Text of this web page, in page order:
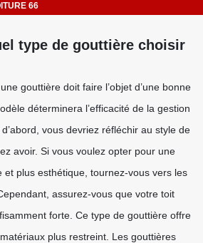
66
type de gouttière choisir
gouttière doit faire l’objet d’une bonne
déterminera l’efficacité de la gestion
vous devriez réfléchir au style de
avoir. Si vous voulez opter pour une
et plus esthétique, tournez-vous vers les
assurez-vous que votre toit
forte. Ce type de gouttière offre
plus restreint. Les gouttières